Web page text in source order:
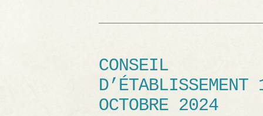
CONSEIL
D’ÉTABLISSEMENT
OCTOBRE 2024